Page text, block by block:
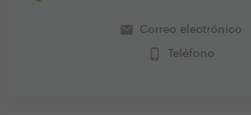
email Correo electrónico
phone_iphone Teléfono